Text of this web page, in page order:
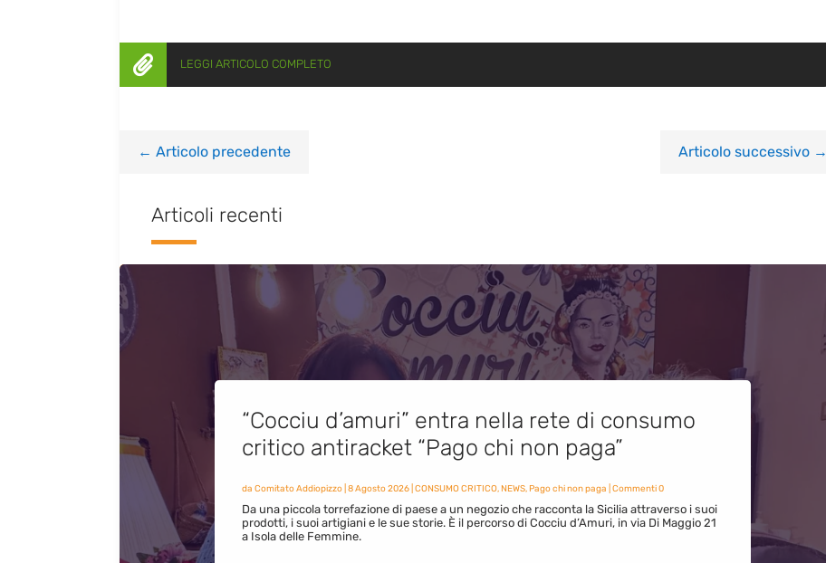
 LEGGI ARTICOLO COMPLETO
← Articolo precedente Articolo successivo→
Articoli recenti
“Cocciu d’amuri” entra nella rete di consumo
critico antiracket “Pago chi non paga”
da Comitato Addiopizzo| 8 Agosto 2026| CONSUMO CRITICO,NEWS,Pago chi non paga | Commenti 0
Da una piccola torrefazione di paese a un negozio che racconta la Sicilia attraverso i suoi
prodotti, i suoi artigiani e le sue storie. È il percorso di Cocciu d’Amuri, in via Di Maggio 21
a Isola delle Femmine.